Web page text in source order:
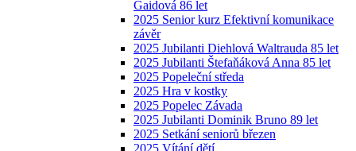
Gaidová 86 let
2025 Senior kurz Efektivní komunikace
závěr
2025 Jubilanti Diehlová Waltrauda 85 let
2025 Jubilanti Štefaňáková Anna 85 let
2025 Popeleční středa
2025 Hra v kostky
2025 Popelec Závada
2025 Jubilanti Dominik Bruno 89 let
2025 Setkání seniorů březen
2025 Vítání dětí